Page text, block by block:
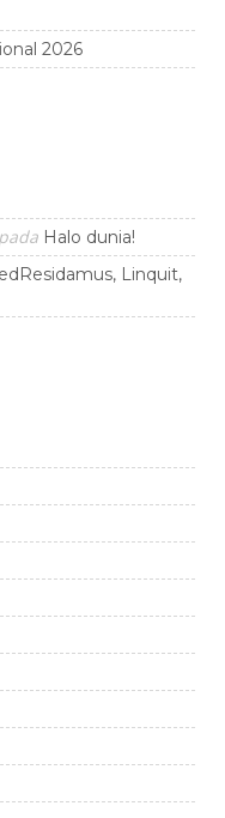
2026
pada Halo dunia!
Linquit,